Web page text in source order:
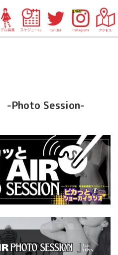
-Photo Session-